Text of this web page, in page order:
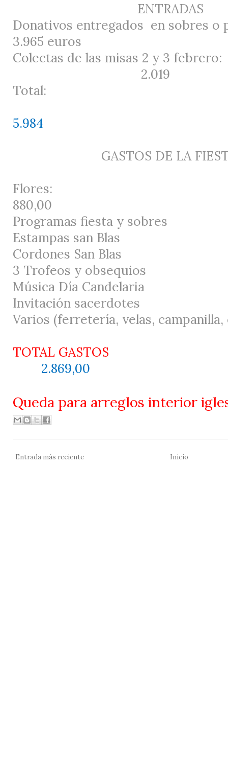
ENTRADAS
Donativos entregados en sobres o
3.965 euros
Colectas de las misas 2 y 3 febrero:
2.019
Total:
5.984
GASTOS DE LA
Flores:
880,00
Programas fiesta y sobres
Estampas san Blas
Cordones San Blas
3 Trofeos y obsequios
Música Día Candelaria
Invitación sacerdotes
Varios (ferretería, velas,
TOTAL GASTOS
2.869,00
Queda para arreglos interior
Entrada más reciente Inicio